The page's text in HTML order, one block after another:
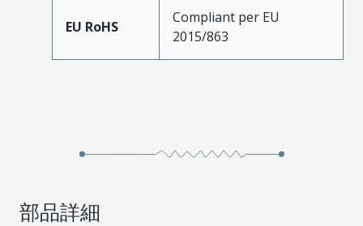
EU RoHS
Compliant per EU
2015/863
部品詳細